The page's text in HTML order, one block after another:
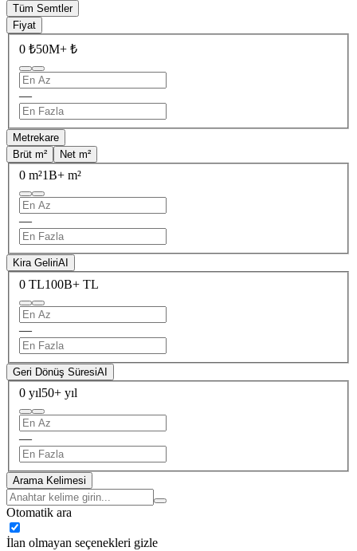
Tüm Semtler
Fiyat
0 ₺50M+ ₺
—
Metrekare
Brüt m²
Net m²
0 m²1B+ m²
—
Kira GeliriAI
0 TL100B+ TL
—
Geri Dönüş SüresiAI
0 yıl50+ yıl
—
Arama Kelimesi
Otomatik ara
İlan olmayan seçenekleri gizle